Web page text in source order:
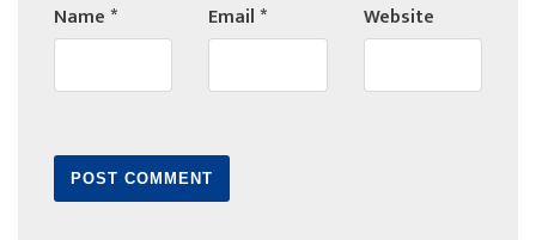
Name* Email* Website